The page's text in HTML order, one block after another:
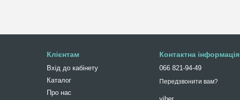
Клієнтам
Вхід до кабінету
Каталог
Про нас
Контактна інформація
066 821-94-49
Передзвонити вам?